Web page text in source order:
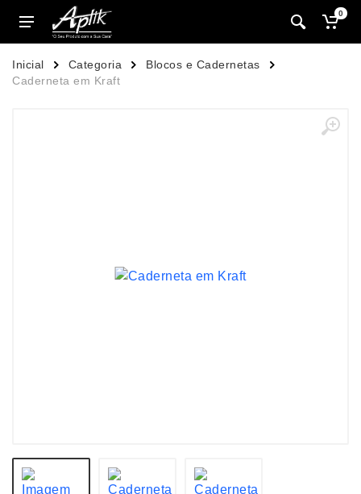
0
Inicial Categoria
Blocos e Cadernetas
Caderneta em Kraft